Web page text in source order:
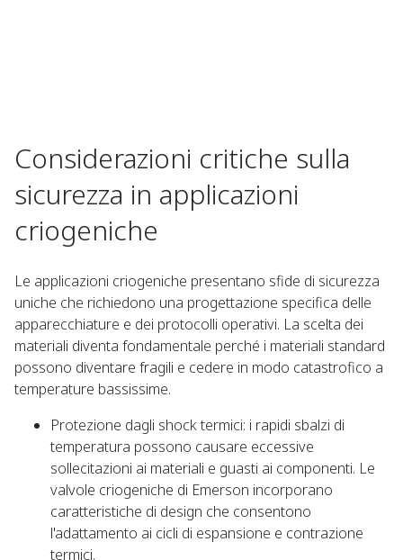
Considerazioni critiche sulla
sicurezza in applicazioni
criogeniche
Le applicazioni criogeniche presentano sfide di sicurezza
uniche che richiedono una progettazione specifica delle
apparecchiature e dei protocolli operativi. La scelta dei
materiali diventa fondamentale perché i materiali standard
possono diventare fragili e cedere in modo catastrofico a
temperature bassissime.
Protezione dagli shock termici: i rapidi sbalzi di
temperatura possono causare eccessive
sollecitazioni ai materiali e guasti ai componenti. Le
valvole criogeniche di Emerson incorporano
caratteristiche di design che consentono
l'adattamento ai cicli di espansione e contrazione
termici.